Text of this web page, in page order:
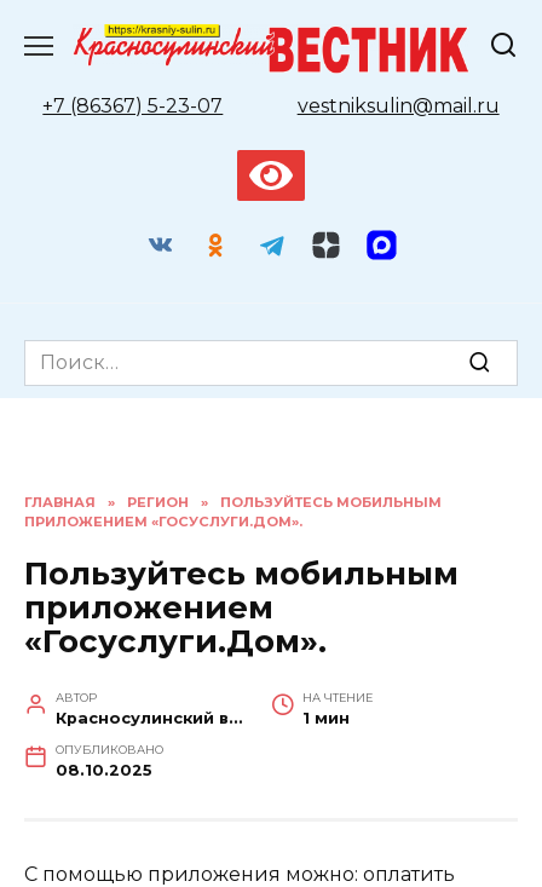
содержанию
+7 (86367) 5-23-07
vestniksulin@mail.ru
Search
for:
ГЛАВНАЯ » РЕГИОН »
ПОЛЬЗУЙТЕСЬ МОБИЛЬНЫМ
ПРИЛОЖЕНИЕМ «ГОСУСЛУГИ.ДОМ».
Пользуйтесь мобильным
приложением
«Госуслуги.Дом».
АВТОР
Красносулинский вестник
НА ЧТЕНИЕ
1 мин
ОПУБЛИКОВАНО
08.10.2025
С помощью приложения можно: оплатить